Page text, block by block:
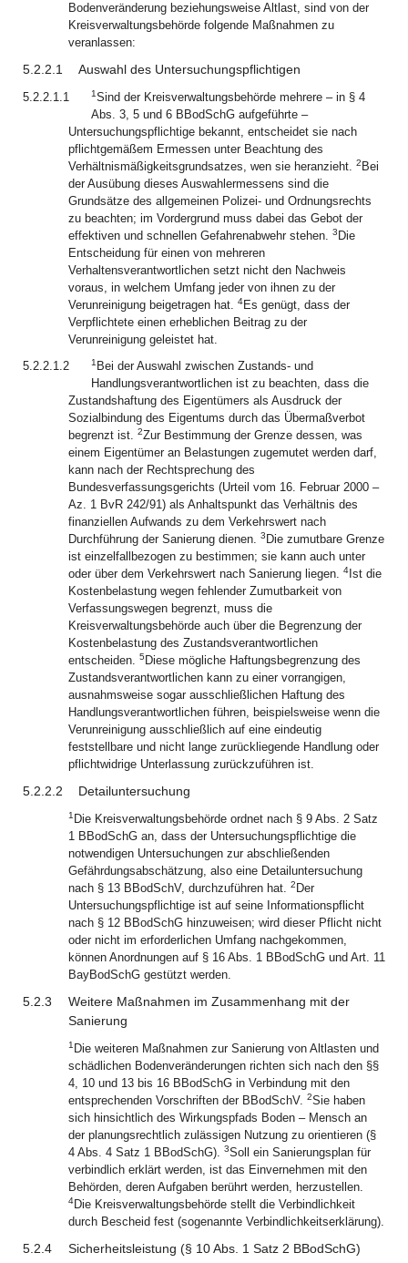
Bodenveränderung beziehungsweise Altlast, sind von der
Kreisverwaltungsbehörde folgende Maßnahmen zu
veranlassen:
5.2.2.1 Auswahl des Untersuchungspflichtigen
5.2.2.1.1 1Sind der Kreisverwaltungsbehörde mehrere – in § 4
Abs. 3, 5 und 6 BBodSchG aufgeführte –
Untersuchungspflichtige bekannt, entscheidet sie nach
pflichtgemäßem Ermessen unter Beachtung des
Verhältnismäßigkeitsgrundsatzes, wen sie heranzieht. 2 Bei
der Ausübung dieses Auswahlermessens sind die
Grundsätze des allgemeinen Polizei- und Ordnungsrechts
zu beachten; im Vordergrund muss dabei das Gebot der
effektiven und schnellen Gefahrenabwehr stehen. 3 Die
Entscheidung für einen von mehreren
Verhaltensverantwortlichen setzt nicht den Nachweis
voraus, in welchem Umfang jeder von ihnen zu der
Verunreinigung beigetragen hat. 4Es genügt, dass der
Verpflichtete einen erheblichen Beitrag zu der
Verunreinigung geleistet hat.
5.2.2.1.2
1 Bei der Auswahl zwischen Zustands- und
Handlungsverantwortlichen ist zu beachten, dass die
Zustandshaftung des Eigentümers als Ausdruck der
Sozialbindung des Eigentums durch das Übermaßverbot
begrenzt ist. 2Zur Bestimmung der Grenze dessen, was
einem Eigentümer an Belastungen zugemutet werden darf,
kann nach der Rechtsprechung des
Bundesverfassungsgerichts (Urteil vom 16. Februar 2000 –
Az. 1 BvR 242/91) als Anhaltspunkt das Verhältnis des
finanziellen Aufwands zu dem Verkehrswert nach
Durchführung der Sanierung dienen. 3 Die zumutbare Grenze
ist einzelfallbezogen zu bestimmen; sie kann auch unter
oder über dem Verkehrswert nach Sanierung liegen. 4 Ist die
Kostenbelastung wegen fehlender Zumutbarkeit von
Verfassungswegen begrenzt, muss die
Kreisverwaltungsbehörde auch über die Begrenzung der
Kostenbelastung des Zustandsverantwortlichen
entscheiden. 5 Diese mögliche Haftungsbegrenzung des
Zustandsverantwortlichen kann zu einer vorrangigen,
ausnahmsweise sogar ausschließlichen Haftung des
Handlungsverantwortlichen führen, beispielsweise wenn die
Verunreinigung ausschließlich auf eine eindeutig
feststellbare und nicht lange zurückliegende Handlung oder
pflichtwidrige Unterlassung zurückzuführen ist.
5.2.2.2 Detailuntersuchung
1 Die Kreisverwaltungsbehörde ordnet nach § 9 Abs. 2 Satz
1 BBodSchG an, dass der Untersuchungspflichtige die
notwendigen Untersuchungen zur abschließenden
Gefährdungsabschätzung, also eine Detailuntersuchung
nach § 13 BBodSchV, durchzuführen hat. 2 Der
Untersuchungspflichtige ist auf seine Informationspflicht
nach § 12 BBodSchG hinzuweisen; wird dieser Pflicht nicht
oder nicht im erforderlichen Umfang nachgekommen,
können Anordnungen auf § 16 Abs. 1 BBodSchG und Art. 11
BayBodSchG gestützt werden.
5.2.3
Weitere Maßnahmen im Zusammenhang mit der
Sanierung
1 Die weiteren Maßnahmen zur Sanierung von Altlasten und
schädlichen Bodenveränderungen richten sich nach den §§
4, 10 und 13 bis 16 BBodSchG in Verbindung mit den
entsprechenden Vorschriften der BBodSchV. 2Sie haben
sich hinsichtlich des Wirkungspfads Boden – Mensch an
der planungsrechtlich zulässigen Nutzung zu orientieren (§
4 Abs. 4 Satz 1 BBodSchG). 3Soll ein Sanierungsplan für
verbindlich erklärt werden, ist das Einvernehmen mit den
Behörden, deren Aufgaben berührt werden, herzustellen.
4Die Kreisverwaltungsbehörde stellt die Verbindlichkeit
durch Bescheid fest (sogenannte Verbindlichkeitserklärung).
5.2.4 Sicherheitsleistung (§ 10 Abs. 1 Satz 2 BBodSchG)